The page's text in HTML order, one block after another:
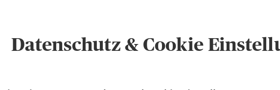
Datenschutz & Cookie